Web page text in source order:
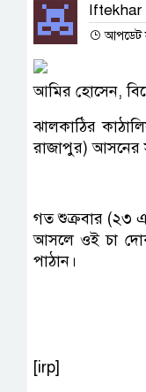
Iftekhar
আপডেট
আমির হোসেন,
ঝালকাঠির
রাজাপুর) আসনের
গত শুক্রবার (২৩
আসলে ওই চা
পাঠান।
[irp]